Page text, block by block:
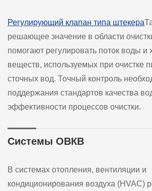
Регулирующий клапан типа штекера
решающее значение в области
помогают регулировать поток воды и
веществ, используемых при очистке
сточных вод. Точный контроль
поддержания стандартов качества
эффективности процессов очистки.
Системы ОВКВ
В системах отопления, вентиляции и
кондиционирования воздуха (HVAC)